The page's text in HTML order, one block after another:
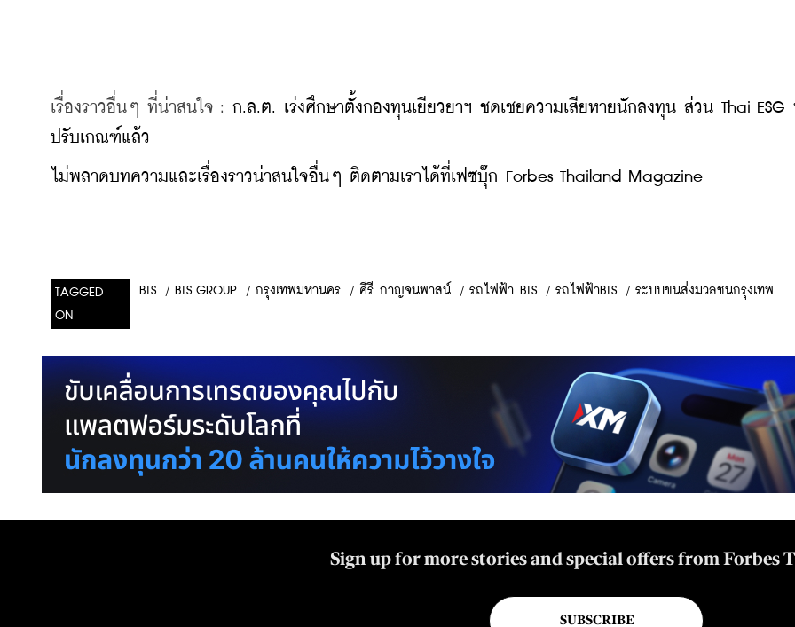
เรื่องราวอื่นๆ ที่น่าสนใจ : ก.ล.ต. เร่งศึกษาตั้งกองทุนเยียวยาฯ ชดเชยความเสียหายนักลงทุน ส่วน Thai ESG
ปรับเกณฑ์แล้ว
ไม่พลาดบทความและเรื่องราวน่าสนใจอื่นๆ ติดตามเราได้ที่เฟซบุ๊ก Forbes Thailand Magazine
TAGGED
ON
BTS / BTS GROUP / กรุงเทพมหานคร / คีรี กาญจนพาสน์ / รถไฟฟ้า BTS / รถไฟฟ้าBTS / ระบบขนส่งมวลชนกรุงเทพ
Sign up for more stories and special offers from Forbes
SUBSCRIBE